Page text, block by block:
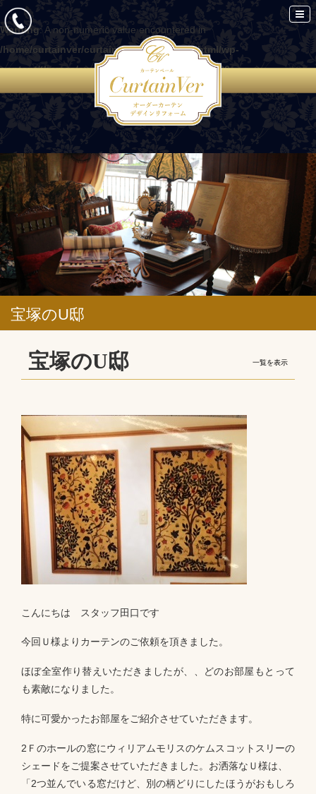
Warning: A non-numeric value encountered in
/home/curtainver/curtain-ver.com/public_html/wp-
content/themes/curtain/functions.php
on line 86
宝塚のU邸
宝塚のU邸 一覧を表示
こんにちは スタッフ田口です
今回Ｕ様よりカーテンのご依頼を頂きました。
ほぼ全室作り替えいただきましたが、、どのお部屋もとって
も素敵になりました。
特に可愛かったお部屋をご紹介させていただきます。
2Ｆのホールの窓にウィリアムモリスのケムスコットスリーの
シェードをご提案させていただきました。お洒落なＵ様は、
「2つ並んでいる窓だけど、別の柄どりにしたほうがおもしろ